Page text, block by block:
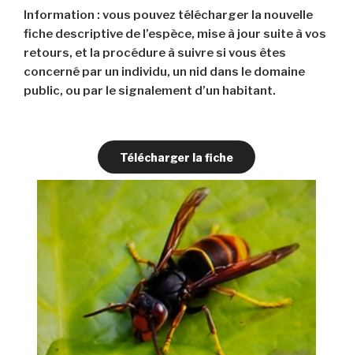
Information : vous pouvez télécharger la nouvelle
fiche descriptive de l’espèce, mise à jour suite à vos
retours, et la procédure à suivre si vous êtes
concerné par un individu, un nid dans le domaine
public, ou par le signalement d’un habitant.
Télécharger la fiche